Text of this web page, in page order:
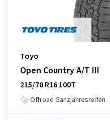
Toyo
Open Country A/T III
215/70 R16 100T
Offroad Ganzjahresreifen